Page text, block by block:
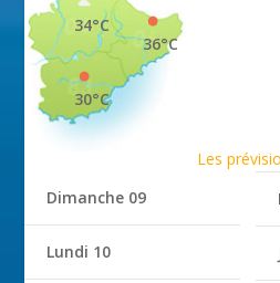
36°C
34°C
30°C
Les
Dimanche 09
Lundi 10